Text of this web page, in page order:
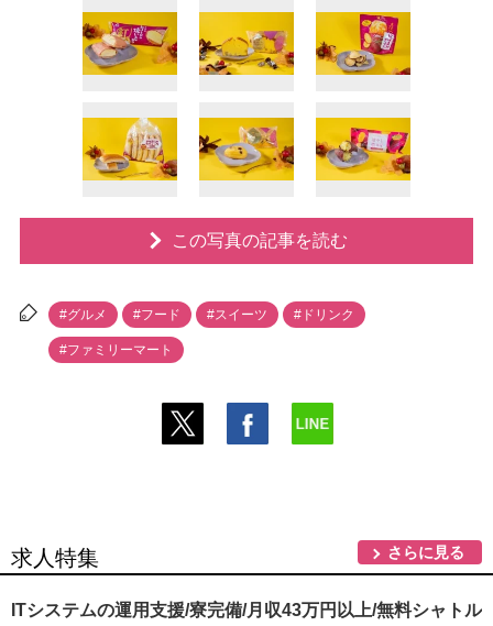
この写真の記事を読む
#グルメ #フード #スイーツ #ドリンク
#ファミリーマート
求人特集 さらに見る
ITシステムの運用支援/寮完備/月収43万円以上/無料シャトル